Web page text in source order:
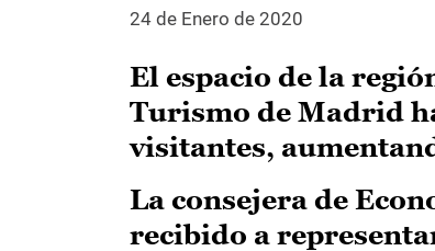
24 de Enero de 2020
El espacio de la
Turismo de Madrid
visitantes,
La consejera de
recibido a